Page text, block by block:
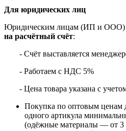
Для юридических лиц
Юридическим лицам (ИП и ООО)
на расчётный счёт:
- Счёт выставляется
- Работаем с НДС 5%
- Цена товара указана с
Покупка по оптовым ценам
одного артикула
(одёжные материалы — от